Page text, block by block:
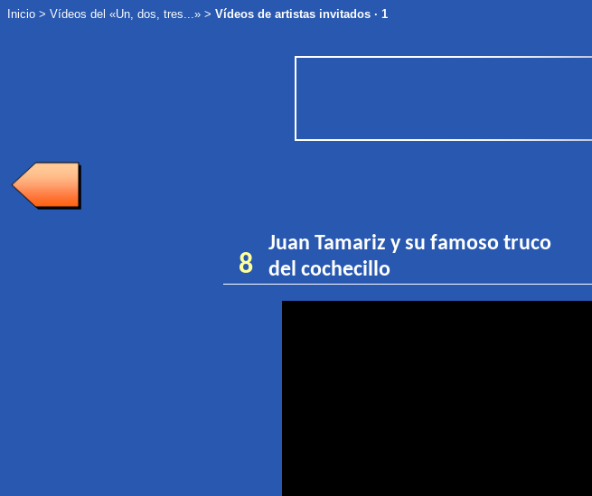
Inicio > Vídeos del «Un, dos, tres...» > Vídeos de artistas invitados · 1
8
Juan Tamariz y su famoso truco
del cochecillo